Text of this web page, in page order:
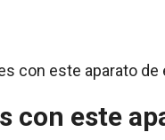
con este